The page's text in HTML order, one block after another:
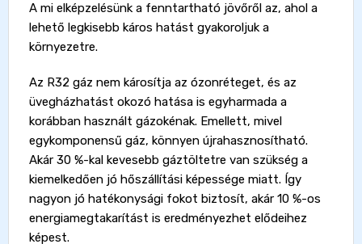
A mi elképzelésünk a fenntartható jövőről az, ahol a
lehető legkisebb káros hatást gyakoroljuk a
környezetre.
Az R32 gáz nem károsítja az ózonréteget, és az
üvegházhatást okozó hatása is egyharmada a
korábban használt gázokénak. Emellett, mivel
egykomponensű gáz, könnyen újrahasznosítható.
Akár 30 %-kal kevesebb gáztöltetre van szükség a
kiemelkedően jó hőszállítási képessége miatt. Így
nagyon jó hatékonysági fokot biztosít, akár 10 %-os
energiamegtakarítást is eredményezhet elődeihez
képest.